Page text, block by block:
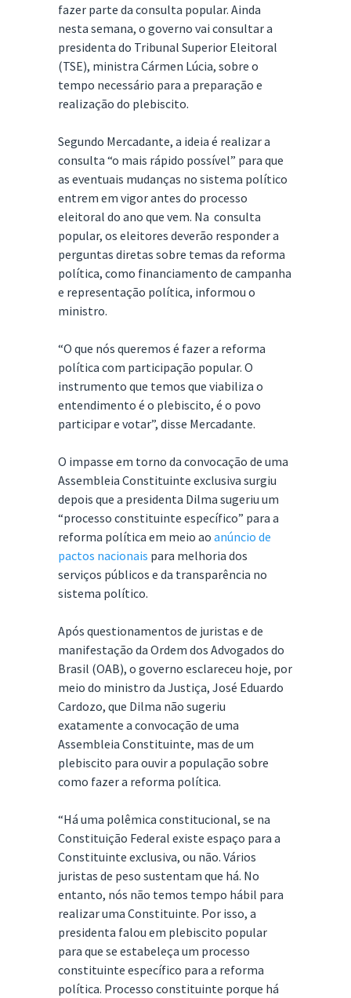
fazer parte da consulta popular. Ainda
nesta semana, o governo vai consultar a
presidenta do Tribunal Superior Eleitoral
(TSE), ministra Cármen Lúcia, sobre o
tempo necessário para a preparação e
realização do plebiscito.
Segundo Mercadante, a ideia é realizar a
consulta “o mais rápido possível” para que
as eventuais mudanças no sistema político
entrem em vigor antes do processo
eleitoral do ano que vem. Na consulta
popular, os eleitores deverão responder a
perguntas diretas sobre temas da reforma
política, como financiamento de campanha
e representação política, informou o
ministro.
“O que nós queremos é fazer a reforma
política com participação popular. O
instrumento que temos que viabiliza o
entendimento é o plebiscito, é o povo
participar e votar”, disse Mercadante.
O impasse em torno da convocação de uma
Assembleia Constituinte exclusiva surgiu
depois que a presidenta Dilma sugeriu um
“processo constituinte específico” para a
reforma política em meio ao anúncio de
pactos nacionais para melhoria dos
serviços públicos e da transparência no
sistema político.
Após questionamentos de juristas e de
manifestação da Ordem dos Advogados do
Brasil (OAB), o governo esclareceu hoje, por
meio do ministro da Justiça, José Eduardo
Cardozo, que Dilma não sugeriu
exatamente a convocação de uma
Assembleia Constituinte, mas de um
plebiscito para ouvir a população sobre
como fazer a reforma política.
“Há uma polêmica constitucional, se na
Constituição Federal existe espaço para a
Constituinte exclusiva, ou não. Vários
juristas de peso sustentam que há. No
entanto, nós não temos tempo hábil para
realizar uma Constituinte. Por isso, a
presidenta falou em plebiscito popular
para que se estabeleça um processo
constituinte específico para a reforma
política. Processo constituinte porque há